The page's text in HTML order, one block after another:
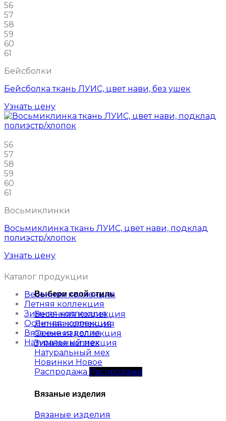
Выбери свой стиль
Весенняя коллекция
Летняя коллекция
Осенняя коллекция
Зимняя коллекция
Натуральный мех
Новинки
Распродажа
Вязаные изделия
Вязаные изделия
56
57
58
59
60
61
Бейсболки
Бейсболка ткань ЛУИС, цвет нави, без ушек
Узнать цену
56
57
58
59
60
61
Восьмиклинки
Восьмиклинка ткань ЛУИС, цвет нави, подклад
полиэстр/хлопок
Узнать цену
Каталог продукции
Весенняя коллекция
Летняя коллекция
Зимняя коллекция
Осенняя коллекция
Вязаные изделия
Натуральный мех